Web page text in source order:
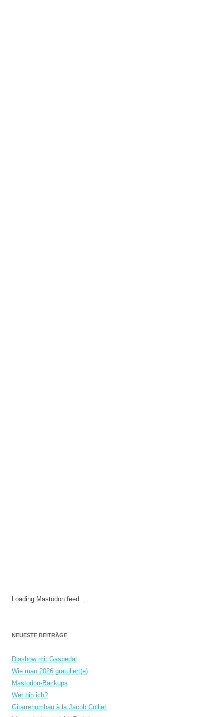
Loading Mastodon feed...
NEUESTE BEITRÄGE
Diashow mit Gaspedal
Wie man 2026 gratuliert(e)
Mastodon-Backups
Wer bin ich?
Gitarrenumbau à la Jacob Collier